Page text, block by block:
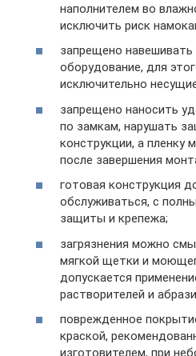
наполнителем во
исключить риск
запрещено
оборудование, для
исключительно
запрещено наносить
по замкам, нарушать
конструкции, а пленку
после завершения
готовая конструкция
обслуживаться, с
защиты и крепежа;
загрязнения можно
мягкой щетки и
допускается
растворителей и
поврежденное
краской,
изготовителем, при